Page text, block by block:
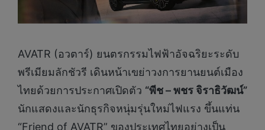
AVATR (อวตาร์) ยนตรกรรมไฟฟ้าอัจฉริยะระดับ
พรีเมียมลักชัวรี เดินหน้าเขย่าวงการยานยนต์เมือง
ไทยด้วยการประกาศเปิดตัว “พีช – พชร จิราธิวัฒน์”
นักแสดงและนักธุรกิจหนุ่มรุ่นใหม่ไฟแรง ขึ้นแท่น
“Friend of AVATR” ของประเทศไทยอย่างเป็น